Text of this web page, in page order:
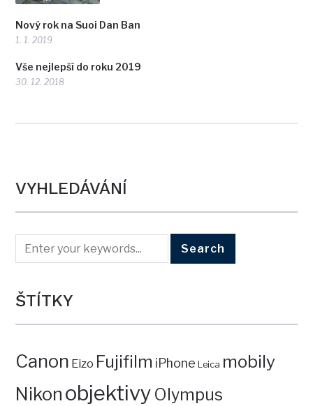
Nový rok na Suoi Dan Ban
1. 1. 2019
Vše nejlepší do roku 2019
30. 12. 2018
VYHLEDÁVÁNÍ
ŠTÍTKY
Canon Eizo Fujifilm iPhone Leica mobily
Nikon objektivy Olympus